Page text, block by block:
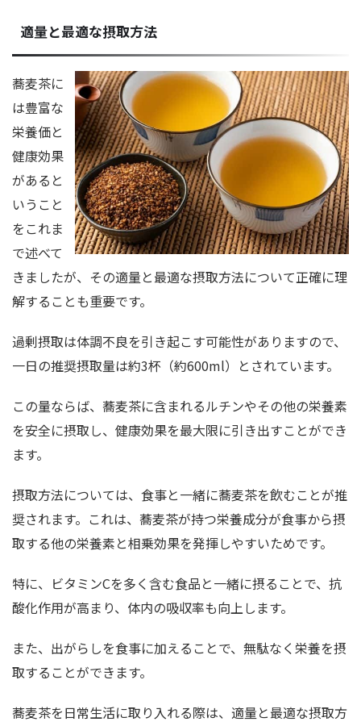
適量と最適な摂取方法
蕎麦茶に
は豊富な
栄養価と
健康効果
があると
いうこと
をこれま
で述べて
きましたが、その適量と最適な摂取方法について正確に理
解することも重要です。
過剰摂取は体調不良を引き起こす可能性がありますので、
一日の推奨摂取量は約3杯（約600ml）とされています。
この量ならば、蕎麦茶に含まれるルチンやその他の栄養素
を安全に摂取し、健康効果を最大限に引き出すことができ
ます。
摂取方法については、食事と一緒に蕎麦茶を飲むことが推
奨されます。これは、蕎麦茶が持つ栄養成分が食事から摂
取する他の栄養素と相乗効果を発揮しやすいためです。
特に、ビタミンCを多く含む食品と一緒に摂ることで、抗
酸化作用が高まり、体内の吸収率も向上します。
また、出がらしを食事に加えることで、無駄なく栄養を摂
取することができます。
蕎麦茶を日常生活に取り入れる際は、適量と最適な摂取方